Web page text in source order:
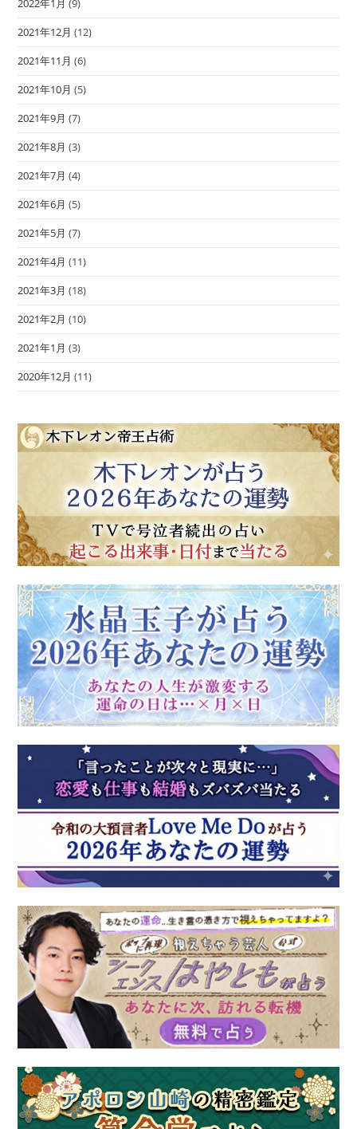
2022年1月 (9)
2021年12月 (12)
2021年11月 (6)
2021年10月 (5)
2021年9月 (7)
2021年8月 (3)
2021年7月 (4)
2021年6月 (5)
2021年5月 (7)
2021年4月 (11)
2021年3月 (18)
2021年2月 (10)
2021年1月 (3)
2020年12月 (11)